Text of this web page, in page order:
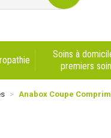
Soins à
premiers
Anabox Coupe